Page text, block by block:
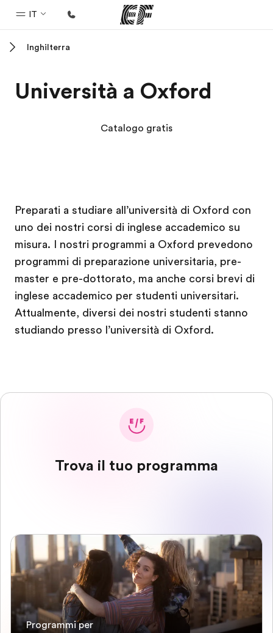
IT
Programmi
La nostra organizzazione
Carriera
Inghilterra
Università a Oxford
Catalogo gratis
Preparati a studiare all’università di Oxford con
uno dei nostri corsi di inglese accademico su
misura. I nostri programmi a Oxford prevedono
programmi di preparazione universitaria, pre-
master e pre-dottorato, ma anche corsi brevi di
inglese accademico per studenti universitari.
Attualmente, diversi dei nostri studenti stanno
studiando presso l’università di Oxford.
Trova il tuo programma
Programmi per